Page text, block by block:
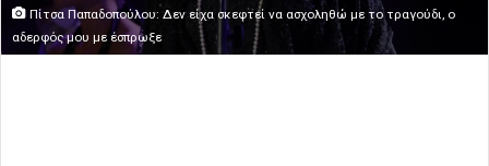
Πίτσα Παπαδοπούλου: Δεν είχα σκεφτεί να ασχοληθώ με το τραγούδι, ο
αδερφός μου με έσπρωξε